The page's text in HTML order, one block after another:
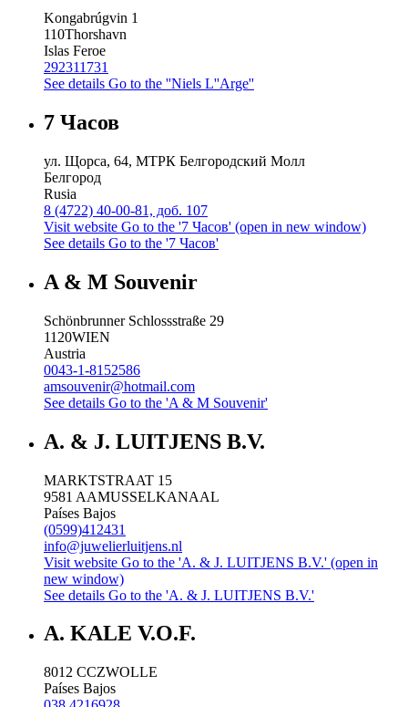
Kongabrúgvin 1
110Thorshavn
Islas Feroe
292311731
See details Go to the ''Niels L''Arge''
7 Часов
ул. Щорса, 64, МТРК Белгородский Молл
Белгород
Rusia
8 (4722) 40-00-81, доб. 107
Visit website Go to the '7 Часов' (open in new window)
See details Go to the '7 Часов'
A & M Souvenir
Schönbrunner Schlossstraße 29
1120WIEN
Austria
0043-1-8152586
amsouvenir@hotmail.com
See details Go to the 'A & M Souvenir'
A. & J. LUITJENS B.V.
MARKTSTRAAT 15
9581 AAMUSSELKANAAL
Países Bajos
(0599)412431
info@juwelierluitjens.nl
Visit website Go to the 'A. & J. LUITJENS B.V.' (open in
new window)
See details Go to the 'A. & J. LUITJENS B.V.'
A. KALE V.O.F.
8012 CCZWOLLE
Países Bajos